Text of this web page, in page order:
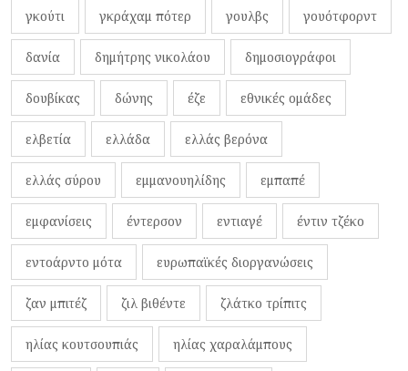
γκούτι γκράχαμ πότερ γουλβς γουότφορντ
δανία δημήτρης νικολάου δημοσιογράφοι
δουβίκας δώνης έζε εθνικές ομάδες
ελβετία ελλάδα ελλάς βερόνα
ελλάς σύρου εμμανουηλίδης εμπαπέ
εμφανίσεις έντερσον εντιαγέ έντιν τζέκο
εντοάρντο μότα ευρωπαϊκές διοργανώσεις
ζαν μπιτέζ ζιλ βιθέντε ζλάτκο τρίπιτς
ηλίας κουτσουπιάς ηλίας χαραλάμπους